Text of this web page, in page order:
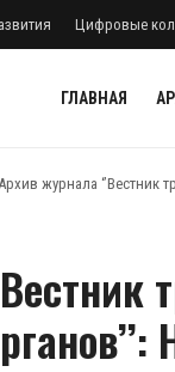
Цифровые
ГЛАВНАЯ
журнала ‘’Вестник